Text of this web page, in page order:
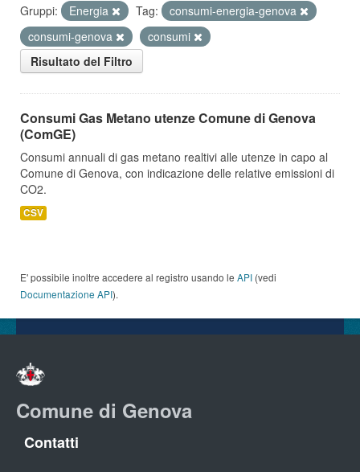
Gruppi:
Energia Tag:
consumi-energia-genova
consumi-genova
consumi
Risultato del Filtro
Consumi Gas Metano utenze Comune di Genova
(ComGE)
Consumi annuali di gas metano realtivi alle utenze in capo al
Comune di Genova, con indicazione delle relative emissioni di
CO2.
CSV
E' possibile inoltre accedere al registro usando le API (vedi
Documentazione API).
Comune di Genova
Contatti